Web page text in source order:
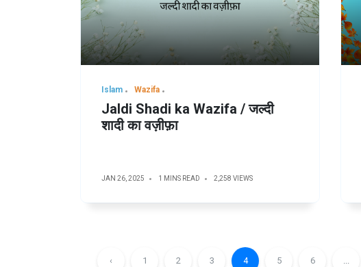
Islam Wazifa
Jaldi Shadi ka Wazifa / जल्दी
शादी का वज़ीफ़ा
JAN 26, 2025 1 MINS READ 2,258 VIEWS
‹ 1 2 3 4 5 6 ...